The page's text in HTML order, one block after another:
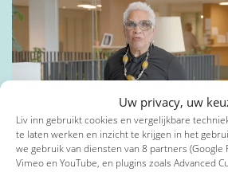
Uw privacy, uw
Liv inn gebruikt cookies en vergelijkbare
te laten werken en inzicht te krijgen in het
we gebruik van diensten van 8 partners (Google
Vimeo en YouTube, en plugins zoals Advanced
Privacybeleid *
Ik ga akkoord met het privacybeleid*
*Verplichte velden
Toevoeging
15 februari 2023